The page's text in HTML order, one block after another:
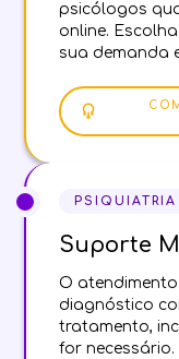
psicólogos
online.
sua demanda
PSIQUIATRIA
Suporte
O
diagnóstico
tratamento,
for